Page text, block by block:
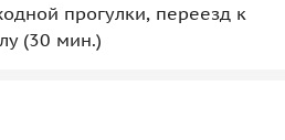
прогулки, переезд к
(30 мин.)